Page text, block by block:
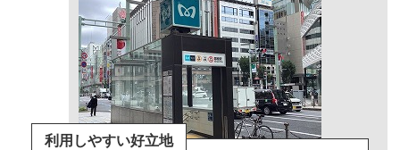
利用しやすい好立地